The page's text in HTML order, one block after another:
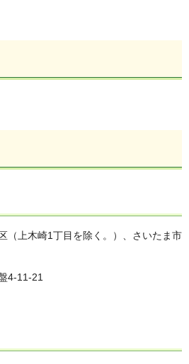
（上木崎1丁目を除く。）、さいたま市
4-11-21